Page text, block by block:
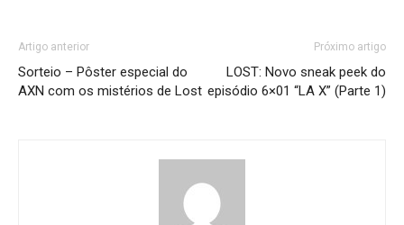
Artigo anterior
Sorteio – Pôster especial do
AXN com os mistérios de Lost
Próximo artigo
LOST: Novo sneak peek do
episódio 6×01 “LA X” (Parte 1)